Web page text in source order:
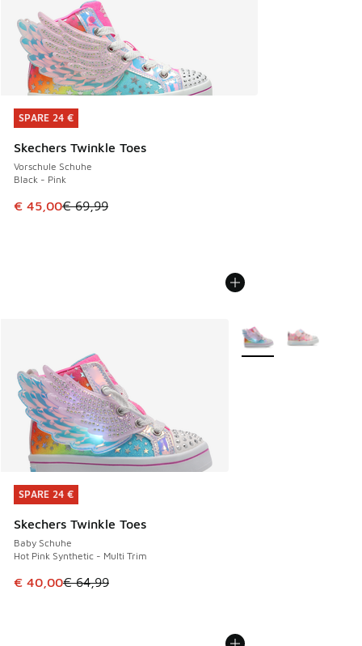
SPARE 24 €
Skechers Twinkle Toes
Vorschule Schuhe
Black - Pink
Dieser Artikel ist im Sale. Der Preis ist von € 69,99 auf €
€ 45,00€ 69,99
SPARE 24 €
SPARE 24 €
Skechers Twinkle Toes
Baby Schuhe
Hot Pink Synthetic - Multi Trim
Dieser Artikel ist im Sale. Der Preis ist von € 64,99 auf €
€ 40,00€ 64,99
SPARE 24 €
Weitere Farben